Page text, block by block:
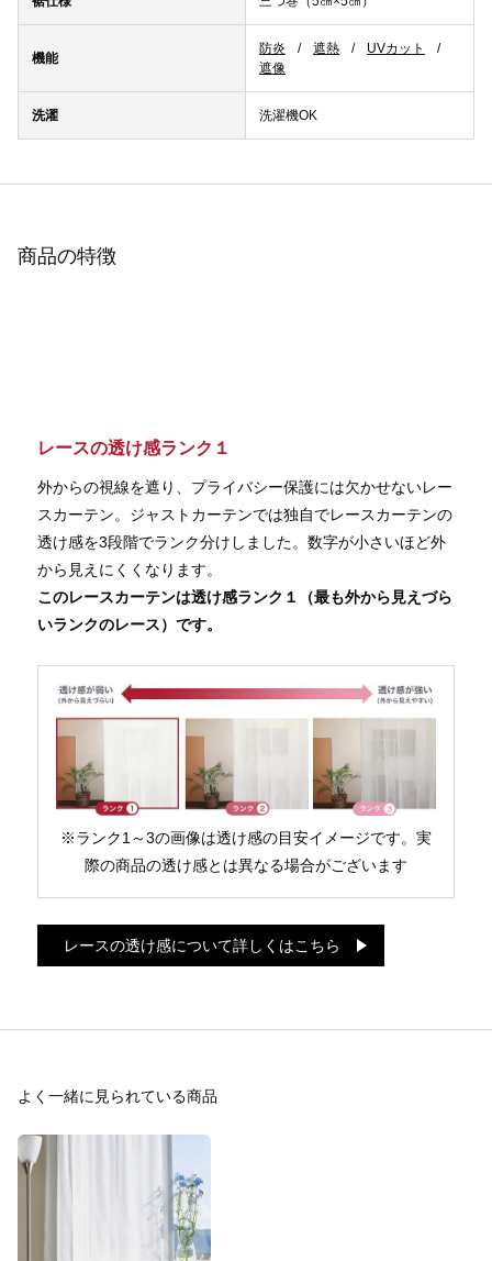
機能
防炎 遮熱
UVカット
遮像
洗濯 洗濯機OK
商品の特徴
レースの透け感ランク１
外からの視線を遮り、プライバシー保護には欠かせないレー
スカーテン。ジャストカーテンでは独自でレースカーテンの
透け感を3段階でランク分けしました。数字が小さいほど外
から見えにくくなります。
このレースカーテンは透け感ランク１（最も外から見えづら
いランクのレース）です。
※ランク1～3の画像は透け感の目安イメージです。実
際の商品の透け感とは異なる場合がございます
レースの透け感について詳しくはこちら
よく一緒に見られている商品